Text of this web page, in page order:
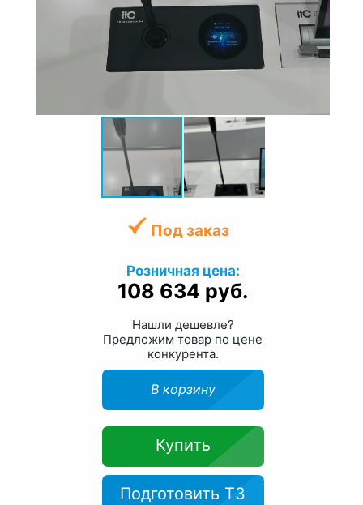
Под заказ
Розничная цена:
108 634 руб.
Нашли дешевле?
Предложим товар по цене
конкурента.
В корзину
Купить
Подготовить ТЗ